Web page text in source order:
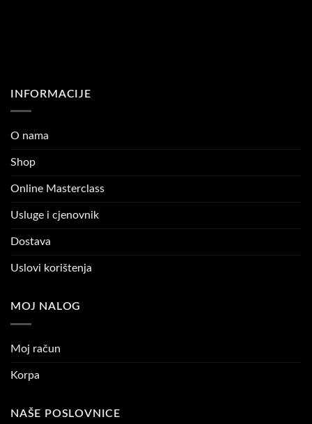
INFORMACIJE
O nama
Shop
Online Masterclass
Usluge i cjenovnik
Dostava
Uslovi korištenja
MOJ NALOG
Moj račun
Korpa
NAŠE POSLOVNICE